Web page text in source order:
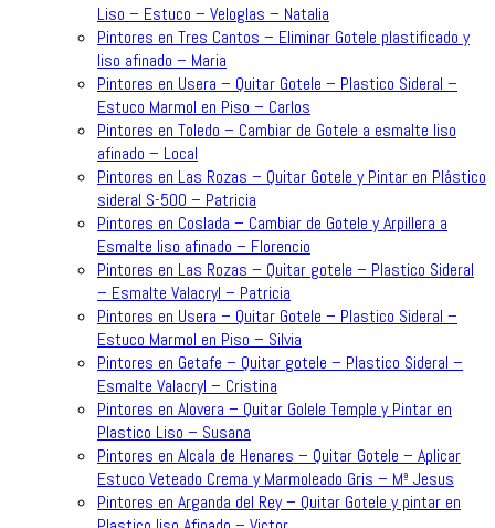
Liso – Estuco – Veloglas – Natalia
Pintores en Tres Cantos – Eliminar Gotele plastificado y
liso afinado – Maria
Pintores en Usera – Quitar Gotele – Plastico Sideral –
Estuco Marmol en Piso – Carlos
Pintores en Toledo – Cambiar de Gotele a esmalte liso
afinado – Local
Pintores en Las Rozas – Quitar Gotele y Pintar en Plástico
sideral S-500 – Patricia
Pintores en Coslada – Cambiar de Gotele y Arpillera a
Esmalte liso afinado – Florencio
Pintores en Las Rozas – Quitar gotele – Plastico Sideral
– Esmalte Valacryl – Patricia
Pintores en Usera – Quitar Gotele – Plastico Sideral –
Estuco Marmol en Piso – Silvia
Pintores en Getafe – Quitar gotele – Plastico Sideral –
Esmalte Valacryl – Cristina
Pintores en Alovera – Quitar Golele Temple y Pintar en
Plastico Liso – Susana
Pintores en Alcala de Henares – Quitar Gotele – Aplicar
Estuco Veteado Crema y Marmoleado Gris – Mª Jesus
Pintores en Arganda del Rey – Quitar Gotele y pintar en